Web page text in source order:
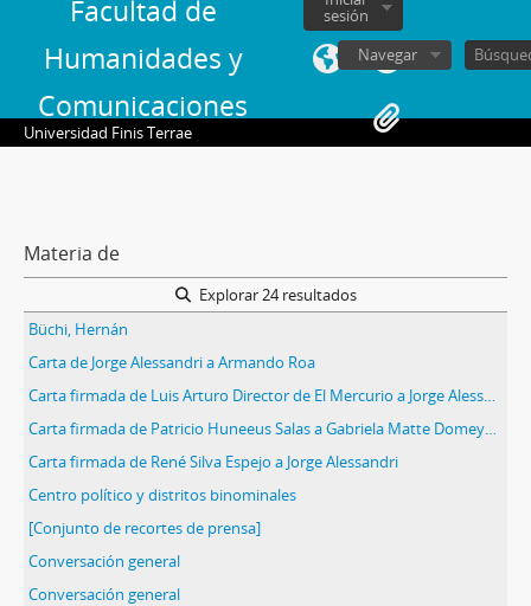
Facultad de
Humanidades y
Comunicaciones
sesión
Navegar
Universidad Finis Terrae
Materia de
Explorar 24 resultados
Büchi, Hernán
Carta de Jorge Alessandri a Armando Roa
Carta firmada de Luis Arturo Director de El Mercurio a Jorge Alessandri Rodríguez en la que le hacen entrega de una entrevista y un cuestionario para evaluar el desempeño del diario.
Carta firmada de Patricio Huneeus Salas a Gabriela Matte Domeyko en la que autoriza la utilización de las cartas de Jorge Alessandri que él conserva como receptor.
Carta firmada de René Silva Espejo a Jorge Alessandri
Centro político y distritos binominales
[Conjunto de recortes de prensa]
Conversación general
Conversación general